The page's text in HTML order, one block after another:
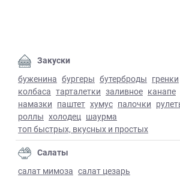
салат с ананасами - фото
Закуски
буженина бургеры бутерброды гренки
колбаса тарталетки заливное канапе
намазки паштет хумус палочки
роллы холодец шаурма
топ быстрых, вкусных и простых
Салаты
салат мимоза салат цезарь